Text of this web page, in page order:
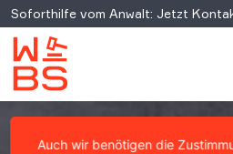
Soforthilfe vom Anwalt: Jetzt
Auch wir benötigen die